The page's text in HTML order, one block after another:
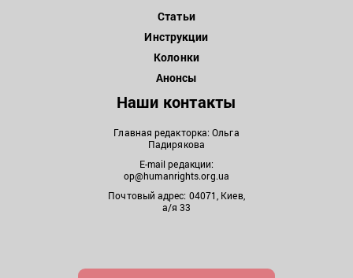
Статьи
Инструкции
Колонки
Анонсы
Наши контакты
Главная редакторка: Ольга
Падирякова
E-mail редакции:
op@humanrights.org.ua
Почтовый адрес: 04071, Киев,
а/я 33